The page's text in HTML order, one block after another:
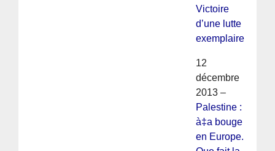
Victoire
d’une lutte
exemplaire
12
décembre
2013 –
Palestine :
à‡a bouge
en Europe.